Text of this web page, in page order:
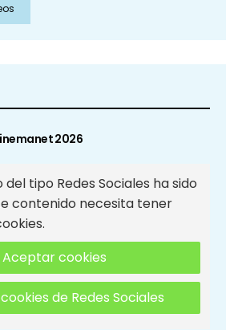
2026
tipo Redes Sociales ha sido
contenido necesita tener
Aceptar cookies
de Redes Sociales